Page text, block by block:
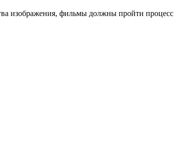
изображения, фильмы должны пройти процесс